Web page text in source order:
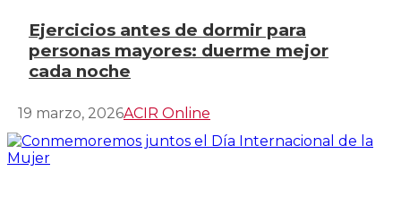
Ejercicios antes de dormir para
personas mayores: duerme mejor
cada noche
19 marzo, 2026ACIR Online